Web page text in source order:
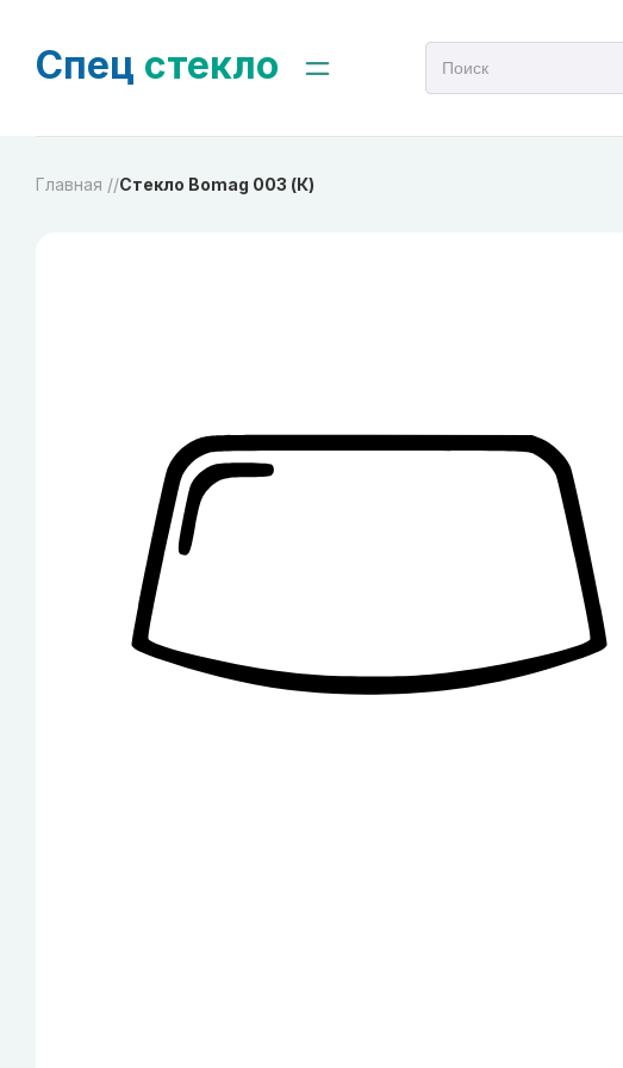
Спец стекло
Главная //Стекло Bomag 003 (К)